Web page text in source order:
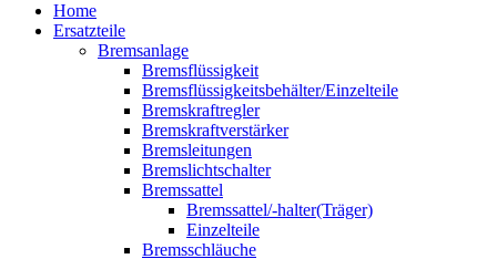
Home
Ersatzteile
Bremsanlage
Bremsflüssigkeit
Bremsflüssigkeitsbehälter/Einzelteile
Bremskraftregler
Bremskraftverstärker
Bremsleitungen
Bremslichtschalter
Bremssattel
Bremssattel/-halter(Träger)
Einzelteile
Bremsschläuche